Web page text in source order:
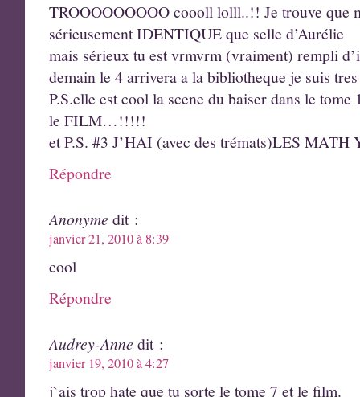
TROOOOOOOOO coooll lolll..!! Je trouve que
sérieusement IDENTIQUE que selle d’Aurélie
mais sérieux tu est vrmvrm (vraiment) rempli
demain le 4 arrivera a la bibliotheque je suis
P.S.elle est cool la scene du baiser dans le tome
le FILM…!!!!!
et P.S. #3 J’HAI (avec des trémats)LES
Répondre
Anonyme dit :
janvier 21, 2010 à 8:39
cool
Répondre
Audrey-Anne dit :
janvier 19, 2010 à 4:27
j`ais trop hate que tu sorte le tome 7 et le film.